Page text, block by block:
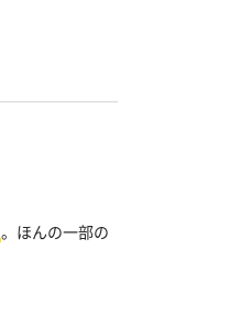
。ほんの一部の